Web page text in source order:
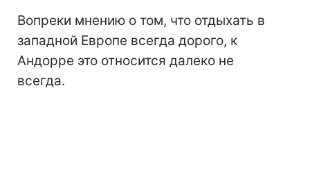
Вопреки мнению о том, что отдыхать в
западной Европе всегда дорого, к
Андорре это относится далеко не
всегда.